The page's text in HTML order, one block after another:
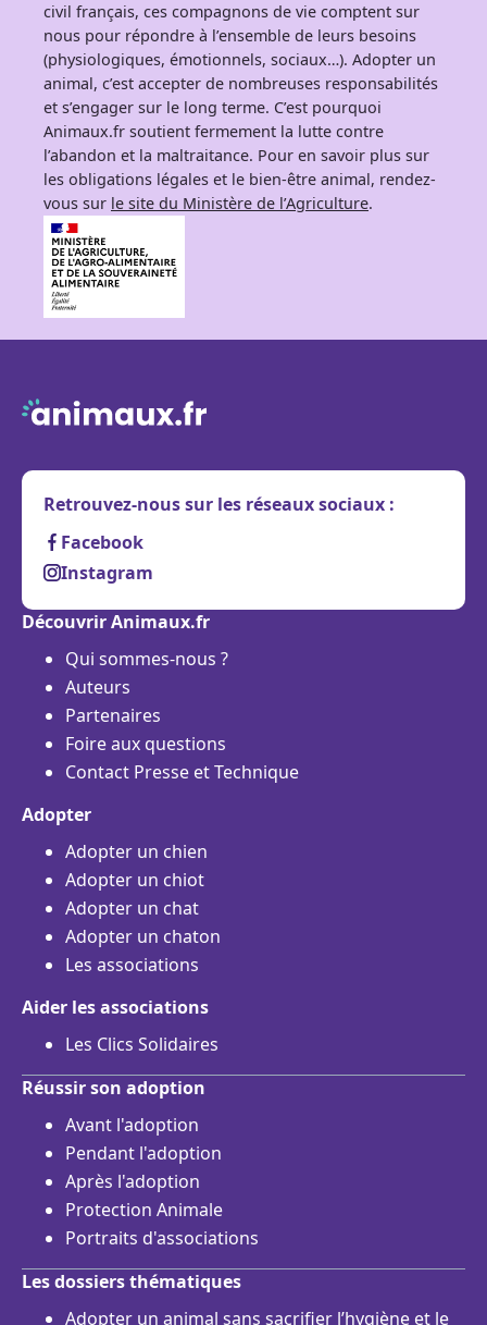
civil français, ces compagnons de vie comptent sur
nous pour répondre à l’ensemble de leurs besoins
(physiologiques, émotionnels, sociaux…). Adopter un
animal, c’est accepter de nombreuses responsabilités
et s’engager sur le long terme. C’est pourquoi
Animaux.fr soutient fermement la lutte contre
l’abandon et la maltraitance. Pour en savoir plus sur
les obligations légales et le bien-être animal, rendez-
vous sur le site du Ministère de l’Agriculture.
Retrouvez-nous sur les réseaux sociaux :
Facebook
Instagram
Découvrir Animaux.fr
Qui sommes-nous ?
Auteurs
Partenaires
Foire aux questions
Contact Presse et Technique
Adopter
Adopter un chien
Adopter un chiot
Adopter un chat
Adopter un chaton
Les associations
Aider les associations
Les Clics Solidaires
Réussir son adoption
Avant l'adoption
Pendant l'adoption
Après l'adoption
Protection Animale
Portraits d'associations
Les dossiers thématiques
Adopter un animal sans sacrifier l’hygiène et le